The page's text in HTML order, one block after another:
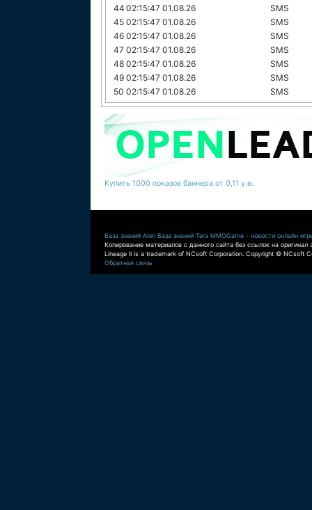
44 02:15:47 01.08.26
SMS
45 02:15:47 01.08.26
SMS
46 02:15:47 01.08.26
SMS
47 02:15:47 01.08.26
SMS
48 02:15:47 01.08.26
SMS
49 02:15:47 01.08.26
SMS
50 02:15:47 01.08.26 SMS
Купить 1000 показов баннера от 0,11 у.е.
База знаний Aion База знаний Tera MMOGame - новости онлайн
Копирование материалов с данного сайта без ссылок на оригинал
Lineage II is a trademark of NCsoft Corporation. Copyright © NCsoft
Обратная связь